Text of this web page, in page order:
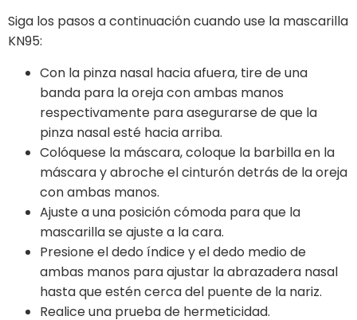
Siga los pasos a continuación cuando use la mascarilla
KN95:
Con la pinza nasal hacia afuera, tire de una
banda para la oreja con ambas manos
respectivamente para asegurarse de que la
pinza nasal esté hacia arriba.
Colóquese la máscara, coloque la barbilla en la
máscara y abroche el cinturón detrás de la oreja
con ambas manos.
Ajuste a una posición cómoda para que la
mascarilla se ajuste a la cara.
Presione el dedo índice y el dedo medio de
ambas manos para ajustar la abrazadera nasal
hasta que estén cerca del puente de la nariz.
Realice una prueba de hermeticidad.